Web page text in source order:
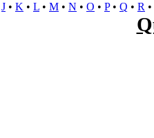
J • K • L • M • N • O • P• Q • R •